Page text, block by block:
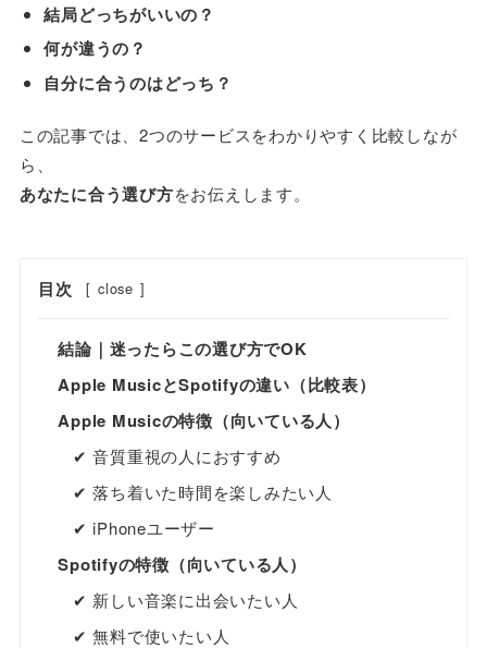
結局どっちがいいの？
何が違うの？
自分に合うのはどっち？
この記事では、2つのサービスをわかりやすく比較しなが
ら、
あなたに合う選び方をお伝えします。
目次 [ close ]
結論｜迷ったらこの選び方でOK
Apple MusicとSpotifyの違い（比較表）
Apple Musicの特徴（向いている人）
✔ 音質重視の人におすすめ
✔ 落ち着いた時間を楽しみたい人
✔ iPhoneユーザー
Spotifyの特徴（向いている人）
✔ 新しい音楽に出会いたい人
✔ 無料で使いたい人